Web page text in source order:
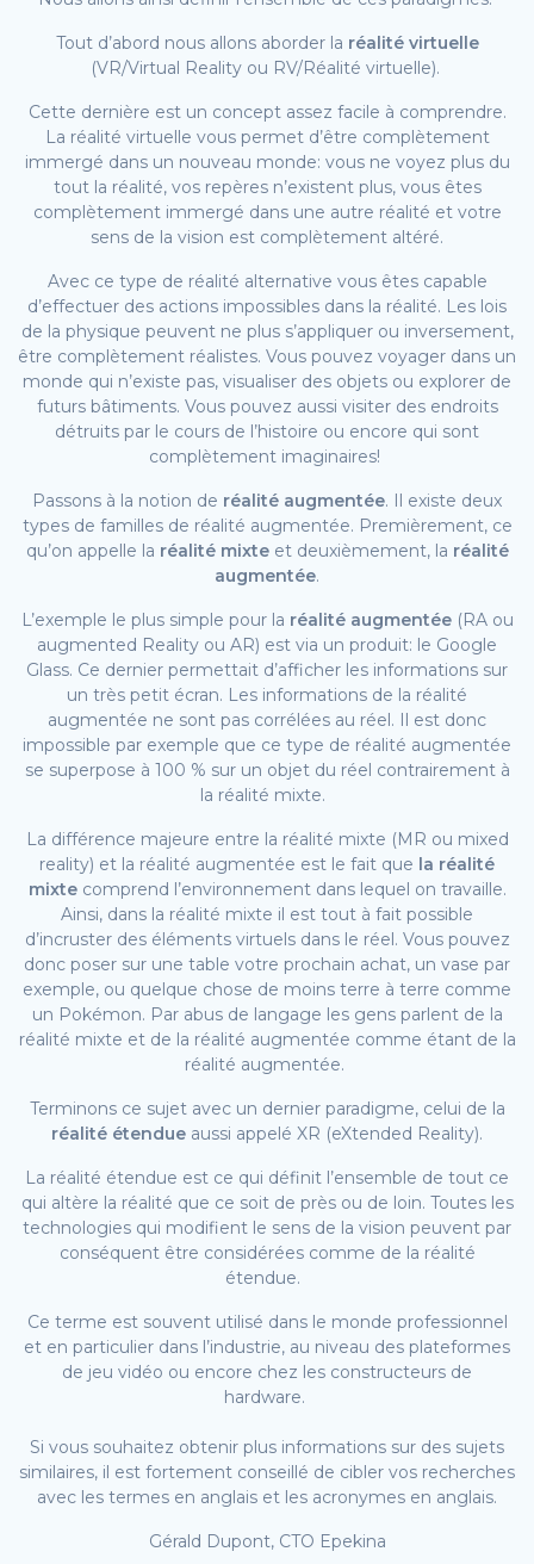
Tout d’abord nous allons aborder la réalité virtuelle
(VR/Virtual Reality ou RV/Réalité virtuelle).
Cette dernière est un concept assez facile à comprendre.
La réalité virtuelle vous permet d’être complètement
immergé dans un nouveau monde: vous ne voyez plus du
tout la réalité, vos repères n’existent plus, vous êtes
complètement immergé dans une autre réalité et votre
sens de la vision est complètement altéré.
Avec ce type de réalité alternative vous êtes capable
d’effectuer des actions impossibles dans la réalité. Les lois
de la physique peuvent ne plus s’appliquer ou inversement,
être complètement réalistes. Vous pouvez voyager dans un
monde qui n’existe pas, visualiser des objets ou explorer de
futurs bâtiments. Vous pouvez aussi visiter des endroits
détruits par le cours de l’histoire ou encore qui sont
complètement imaginaires!
Passons à la notion de réalité augmentée. Il existe deux
types de familles de réalité augmentée. Premièrement, ce
qu’on appelle la réalité mixteet deuxièmement, la réalité
augmentée.
L’exemple le plus simple pour la réalité augmentée(RA ou
augmented Reality ou AR) est via un produit: le Google
Glass. Ce dernier permettait d’afficher les informations sur
un très petit écran. Les informations de la réalité
augmentée ne sont pas corrélées au réel. Il est donc
impossible par exemple que ce type de réalité augmentée
se superpose à 100 % sur un objet du réel contrairement à
la réalité mixte.
La différence majeure entre la réalité mixte (MR ou mixed
reality) et la réalité augmentée est le fait que la réalité
mixte comprend l’environnement dans lequel on travaille.
Ainsi, dans la réalité mixte il est tout à fait possible
d’incruster des éléments virtuels dans le réel. Vous pouvez
donc poser sur une table votre prochain achat, un vase par
exemple, ou quelque chose de moins terre à terre comme
un Pokémon. Par abus de langage les gens parlent de la
réalité mixte et de la réalité augmentée comme étant de la
réalité augmentée.
Terminons ce sujet avec un dernier paradigme, celui de la
réalité étendue aussi appelé XR (eXtended Reality).
La réalité étendue est ce qui définit l’ensemble de tout ce
qui altère la réalité que ce soit de près ou de loin. Toutes les
technologies qui modifient le sens de la vision peuvent par
conséquent être considérées comme de la réalité
étendue.
Ce terme est souvent utilisé dans le monde professionnel
et en particulier dans l’industrie, au niveau des plateformes
de jeu vidéo ou encore chez les constructeurs de
hardware.
Si vous souhaitez obtenir plus informations sur des sujets
similaires, il est fortement conseillé de cibler vos recherches
avec les termes en anglais et les acronymes en anglais.
Gérald Dupont, CTO Epekina